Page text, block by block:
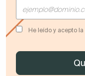
He leído y acepto la